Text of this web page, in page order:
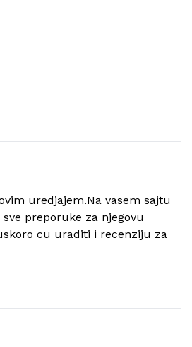
uredjajem.Na vasem sajtu
preporuke za njegovu
cu uraditi i recenziju za